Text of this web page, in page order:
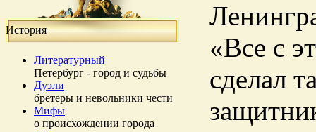
История
Литературный
Петербург - город и судьбы
Дуэли
бретеры и невольники чести
Мифы
о происхождении города
«Все с
сделал